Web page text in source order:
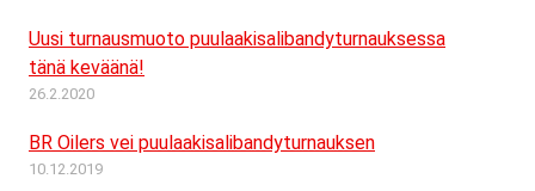
Uusi turnausmuoto puulaakisalibandyturnauksessa
tänä keväänä!
26.2.2020
BR Oilers vei puulaakisalibandyturnauksen
10.12.2019